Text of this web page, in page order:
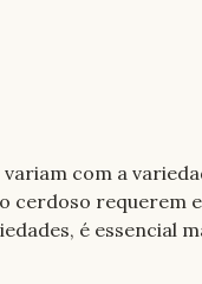
variam com a
cerdoso requerem
é essencial